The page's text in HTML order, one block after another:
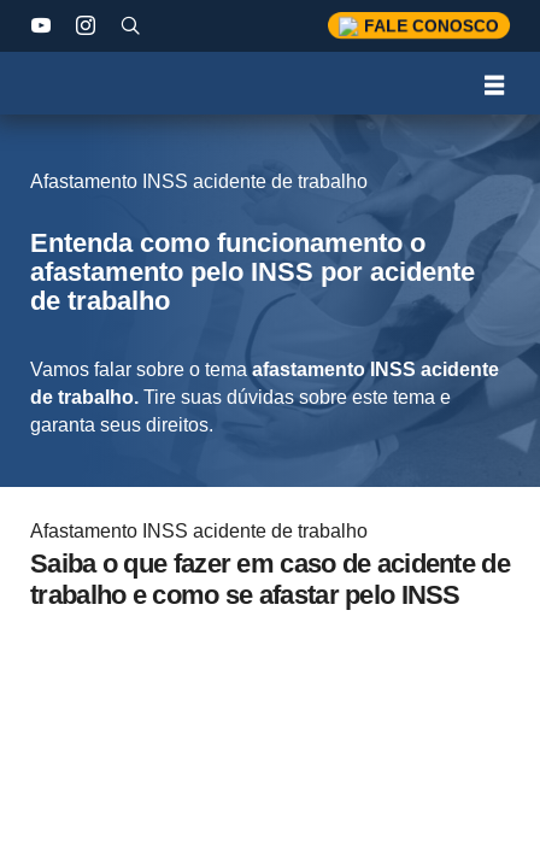
FALE CONOSCO
Afastamento INSS acidente de trabalho
Entenda como funcionamento o
afastamento pelo INSS por acidente
de trabalho
Vamos falar sobre o tema afastamento INSS acidente
de trabalho. Tire suas dúvidas sobre este tema e
garanta seus direitos.
Afastamento INSS acidente de trabalho
Saiba o que fazer em caso de acidente de
trabalho e como se afastar pelo INSS